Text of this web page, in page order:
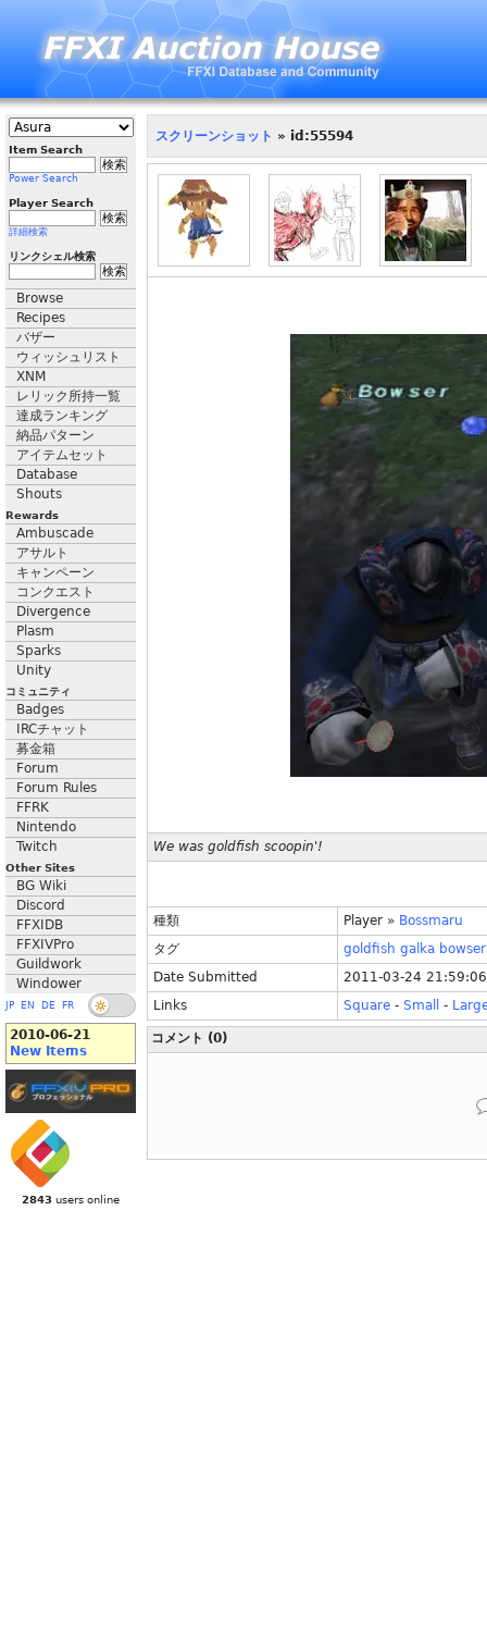
Item Search
Power Search
Player Search
詳細検索
リンクシェル検索
Browse
Recipes
バザー
ウィッシュリスト
XNM
レリック所持一覧
達成ランキング
納品パターン
アイテムセット
Database
Shouts
Rewards
Ambuscade
アサルト
キャンペーン
コンクエスト
Divergence
Plasm
Sparks
Unity
コミュニティ
Badges
IRCチャット
募金箱
Forum
Forum Rules
FFRK
Nintendo
Twitch
Other Sites
BG Wiki
Discord
FFXIDB
FFXIVPro
Guildwork
Windower
JP EN DE FR
2010-06-21
New Items
2843 users online
スクリーンショット » id:55594
We was goldfish scoopin'!
種類 Player » Bossmaru
タグ
goldfish galka bowser
Date Submitted
2011-03-24 21:59:06
Links
Square - Small -
コメント (0)